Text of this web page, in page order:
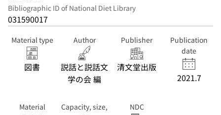
Bibliographic ID of National Diet Library
031590017
Material type
図書
Author
説話と説話文
学の会 編
Publisher
清文堂出版
Publication
date
2021.7
Material
Capacity, size,
NDC